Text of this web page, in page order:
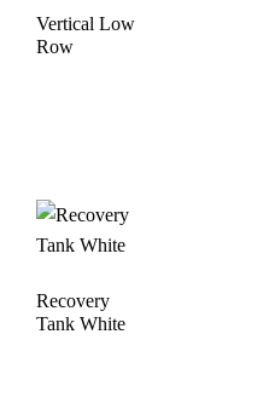
Vertical Low
Row
Recovery
Tank White